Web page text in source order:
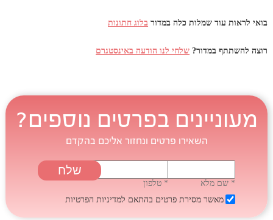
בואי לראות עוד שמלות כלה במדור בלוג חתונות
רוצה להשתתף במדור? שלחי לנו הודעה באינסטגרם
מעוניינים בפרטים נוספים?
השאירו פרטים ונחזור אליכם בהקדם
* שם מלא
* טלפון
מאשר מסירת פרטים בהתאם למדיניות הפרטיות